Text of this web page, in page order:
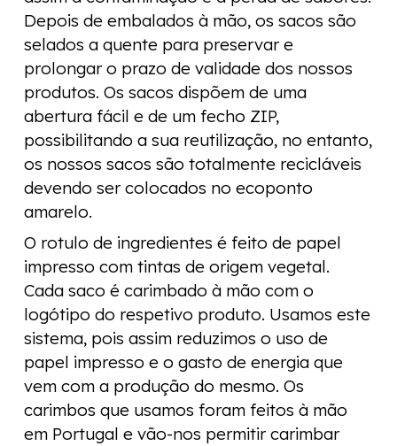
Depois de embalados à mão, os sacos são
selados a quente para preservar e
prolongar o prazo de validade dos nossos
produtos. Os sacos dispõem de uma
abertura fácil e de um fecho ZIP,
possibilitando a sua reutilização, no entanto,
os nossos sacos são totalmente recicláveis
devendo ser colocados no ecoponto
amarelo.
O rotulo de ingredientes é feito de papel
impresso com tintas de origem vegetal.
Cada saco é carimbado à mão com o
logótipo do respetivo produto. Usamos este
sistema, pois assim reduzimos o uso de
papel impresso e o gasto de energia que
vem com a produção do mesmo. Os
carimbos que usamos foram feitos à mão
em Portugal e vão-nos permitir carimbar